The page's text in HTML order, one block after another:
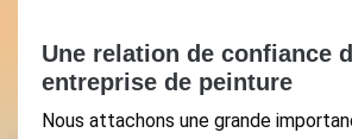
Une relation de confiance
entreprise de peinture
Nous attachons une grande